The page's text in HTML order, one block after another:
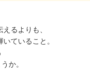
るよりも、
ていること。
か。